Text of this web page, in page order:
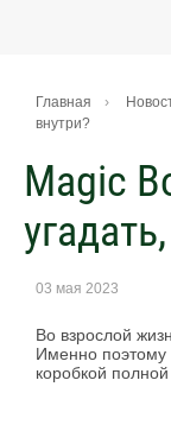
Главная
внутри?
Magic
03 мая 2023
Во взрослой
Именно
коробкой